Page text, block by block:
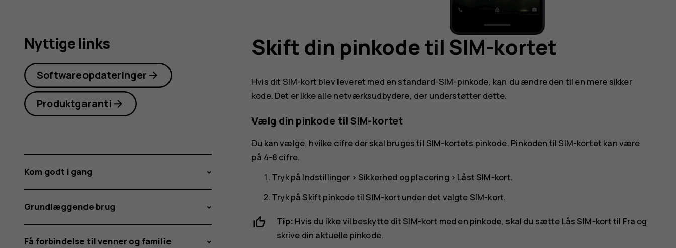
Skift din pinkode til SIM-kortet
Hvis dit SIM-kort blev leveret med en standard-SIM-pinkode, kan du ændre den til en mere sikker
kode. Det er ikke alle netværksudbydere, der understøtter dette.
Vælg din pinkode til SIM-kortet
Du kan vælge, hvilke cifre der skal bruges til SIM-kortets pinkode. Pinkoden til SIM-kortet kan være
på 4-8 cifre.
Tryk på Indstillinger > Sikkerhed og placering > Låst SIM-kort.
Tryk på Skift pinkode til SIM-kort under det valgte SIM-kort.
Tip: Hvis du ikke vil beskytte dit SIM-kort med en pinkode, skal du sætte Lås SIM-korttil Fra og
skrive din aktuelle pinkode.
Nyttige links
Softwareopdateringer
Produktgaranti
Kom godt i gang
Grundlæggende brug
Få forbindelse til venner og familie